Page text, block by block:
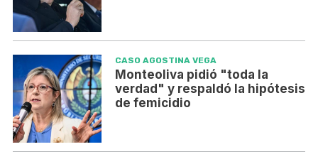
CASO AGOSTINA VEGA
Monteoliva pidió "toda la
verdad" y respaldó la hipótesis
de femicidio